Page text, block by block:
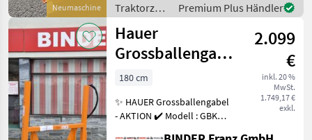
Neumaschine
Traktorzubehör
/ Hauer
Premium Plus Händler
Hauer
Grossballengabel
klappbar
2.099
€
inkl. 20 %
MwSt.
1.749,17 €
exkl.
180 cm
✨ HAUER Grossballengabel
- AKTION ✔️ Modell : GBK